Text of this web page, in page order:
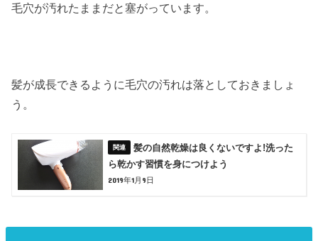
毛穴が汚れたままだと塞がっています。
髪が成長できるように毛穴の汚れは落としておきましょ
う。
髪の自然乾燥は良くないですよ!洗った
ら乾かす習慣を身につけよう
2019年1月9日